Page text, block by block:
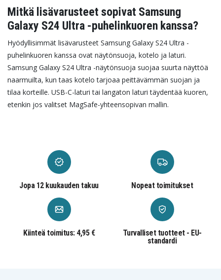
Mitkä lisävarusteet sopivat Samsung
Galaxy S24 Ultra -puhelinkuoren kanssa?
Hyödyllisimmät lisävarusteet Samsung Galaxy S24 Ultra -
puhelinkuoren kanssa ovat näytönsuoja, kotelo ja laturi.
Samsung Galaxy S24 Ultra -näytönsuoja suojaa suurta näyttöä
naarmuilta, kun taas kotelo tarjoaa peittävämmän suojan ja
tilaa korteille. USB-C-laturi tai langaton laturi täydentää kuoren,
etenkin jos valitset MagSafe-yhteensopivan mallin.
Jopa 12 kuukauden takuu Nopeat toimitukset
Kiinteä toimitus: 4,95 €
Turvalliset tuotteet - EU-
standardi